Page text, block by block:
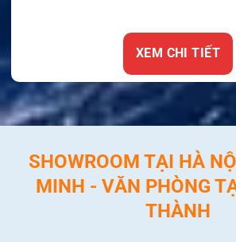
XEM CHI TIẾT
SHOWROOM TẠI HÀ
MINH - VĂN PHÒNG
THÀNH